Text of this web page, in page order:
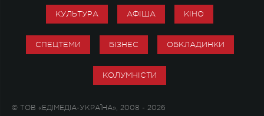
КУЛЬТУРА АФІША КІНО
СПЕЦТЕМИ БІЗНЕС ОБКЛАДИНКИ
КОЛУМНІСТИ
© ТОВ «ЕДІМЕДІА-УКРАЇНА», 2008 - 2026